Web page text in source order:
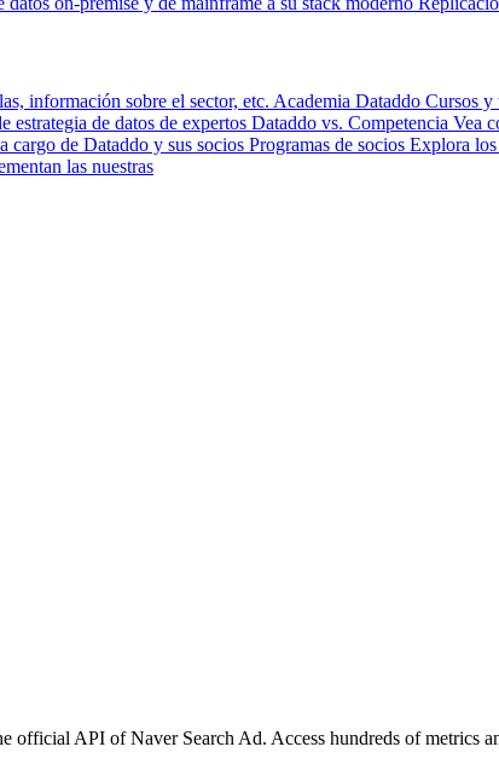
información sobre el sector, etc. Academia Dataddo Cursos y
estrategia de datos de expertos Dataddo vs. Competencia Vea
cargo de Dataddo y sus socios Programas de socios Explora
las nuestras
official API of Naver Search Ad. Access hundreds of metrics